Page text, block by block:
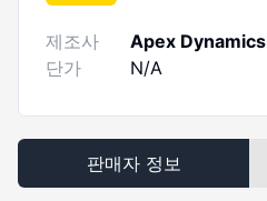
제조사
Apex Dynamics
단가
N/A
판매자 정보